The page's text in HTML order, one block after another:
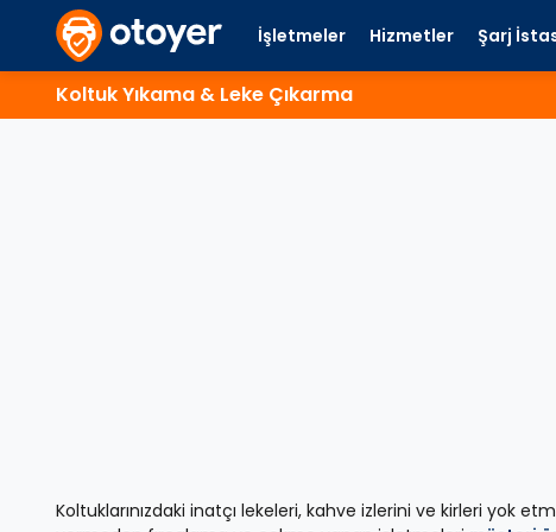
İşletmeler Hizmetler Şarj
Koltuk Yıkama & Leke Çıkarma
Koltuklarınızdaki inatçı lekeleri, kahve izlerini ve kirleri yok